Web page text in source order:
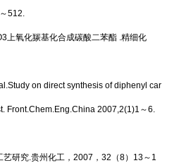
～512.
上氧化羰基化合成碳酸二苯酯 .精细化
on direct synthesis of diphenyl car
Front.Chem.Eng.China 2007,2(1)1 ～6.
艺研究 .贵州化工，2007 ，32 （8） 13～ 1